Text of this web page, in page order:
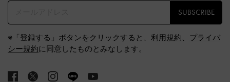
SUBSCRIBE
※「登録する」ボタンをクリックすると、 利用規約、 プライバ
シー規約に同意したものとみなします。